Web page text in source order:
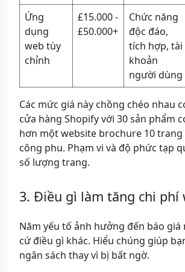
Ứng
dụng
web tùy
chỉnh
£15.000 -
£50.000+
Chức năng
độc đáo,
tích hợp, tài
khoản
người dùng
Các mức giá này chồng chéo nhau
cửa hàng Shopify với 30 sản phẩm
hơn một website brochure 10
công phu. Phạm vi và độ phức tạp
số lượng trang.
Điều gì làm tăng chi phí
Năm yếu tố ảnh hưởng đến báo
cứ điều gì khác. Hiểu chúng giúp
ngân sách thay vì bị bất ngờ.